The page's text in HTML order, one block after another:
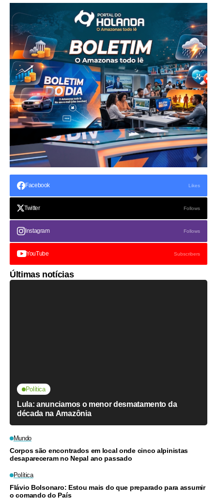
Facebook Likes
Twitter Follows
Instagram Follows
YouTube Subscribers
Últimas notícias
Política
Lula: anunciamos o menor desmatamento da
década na Amazônia
Mundo
Corpos são encontrados em local onde cinco alpinistas
desapareceram no Nepal ano passado
Política
Flávio Bolsonaro: Estou mais do que preparado para assumir
o comando do País